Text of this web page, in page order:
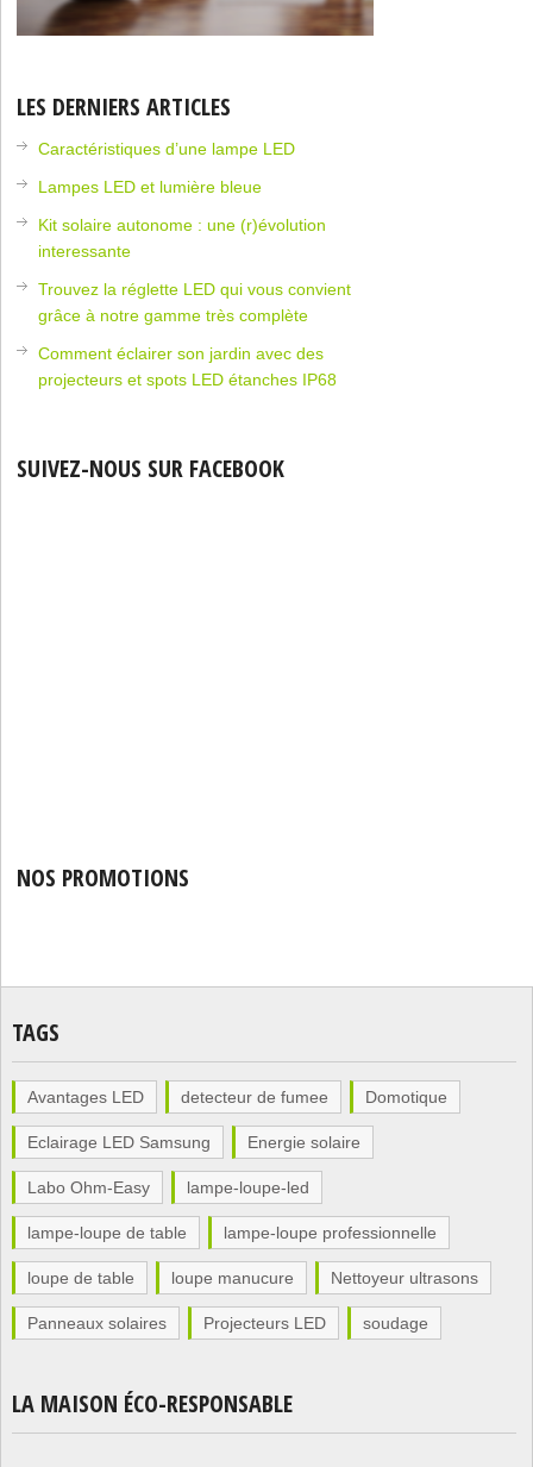
LES DERNIERS ARTICLES
Caractéristiques d’une lampe LED
Lampes LED et lumière bleue
Kit solaire autonome : une (r)évolution
interessante
Trouvez la réglette LED qui vous convient
grâce à notre gamme très complète
Comment éclairer son jardin avec des
projecteurs et spots LED étanches IP68
SUIVEZ-NOUS SUR FACEBOOK
NOS PROMOTIONS
TAGS
Avantages LED detecteur de fumee Domotique
Eclairage LED Samsung Energie solaire
Labo Ohm-Easy lampe-loupe-led
lampe-loupe de table lampe-loupe professionnelle
loupe de table loupe manucure Nettoyeur ultrasons
Panneaux solaires Projecteurs LED soudage
LA MAISON ÉCO-RESPONSABLE